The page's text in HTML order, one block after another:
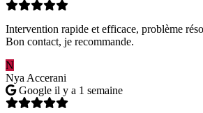
Intervention rapide et efficace, problème
Bon contact, je recommande.
N
Nya Accerani
Google il y a 1 semaine